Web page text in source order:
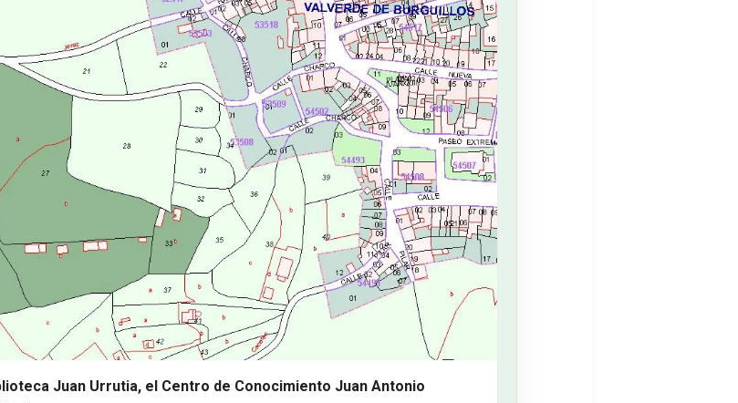
Juan Urrutia, el Centro de Conocimiento Juan Antonio